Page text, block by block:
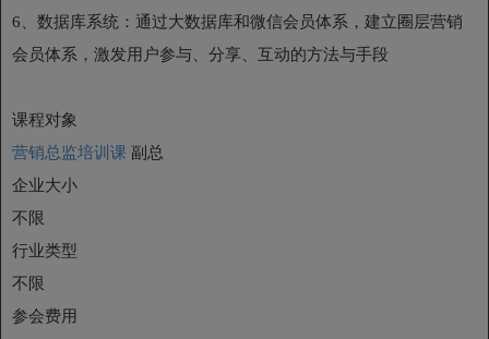
6、数据库系统：通过大数据库和微信会员体系，建立圈层营销
会员体系，激发用户参与、分享、互动的方法与手段
课程对象
营销总监培训课 副总
企业大小
不限
行业类型
不限
参会费用